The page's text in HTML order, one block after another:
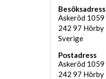
Besöksadress
Askeröd 1059
242 97 Hörby
Sverige
Postadress
Askeröd 1059
242 97 Hörby